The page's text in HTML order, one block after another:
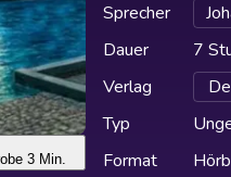
3 Min.
Sprecher
Dauer
7
Verlag
Typ
Format